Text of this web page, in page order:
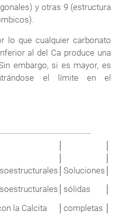
y otras 9 (estructura
lo que cualquier carbonato
al del Ca produce una
embargo, si es mayor, es
el límite en el
Soluciones
sólidas
la Calcita │completas